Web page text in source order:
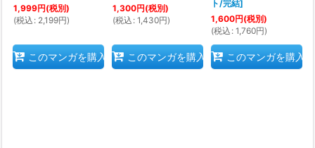
1,999円(税別)
(税込 : 2,199円)
このマンガを購入
1,300円(税別)
(税込 : 1,430円)
このマンガを購入
ト/完結]
1,600円(税別)
(税込 : 1,760円)
このマンガを購入